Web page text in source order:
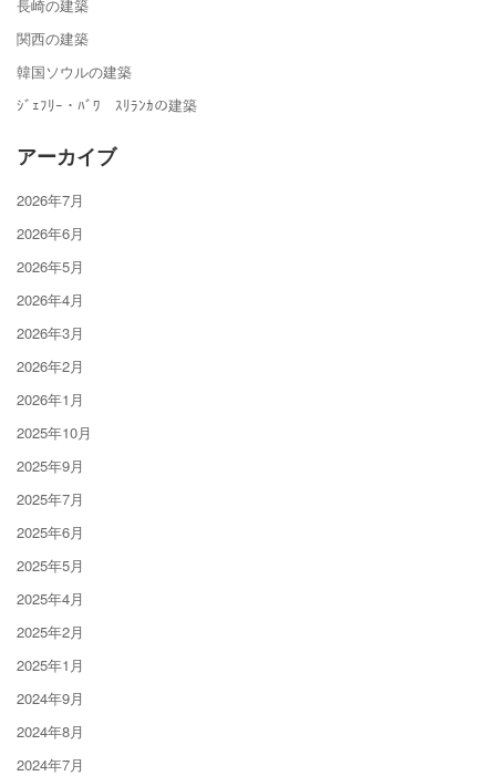
長崎の建築
関西の建築
韓国ソウルの建築
ｼﾞｪﾌﾘｰ・ﾊﾞﾜ ｽﾘﾗﾝｶの建築
アーカイブ
2026年7月
2026年6月
2026年5月
2026年4月
2026年3月
2026年2月
2026年1月
2025年10月
2025年9月
2025年7月
2025年6月
2025年5月
2025年4月
2025年2月
2025年1月
2024年9月
2024年8月
2024年7月